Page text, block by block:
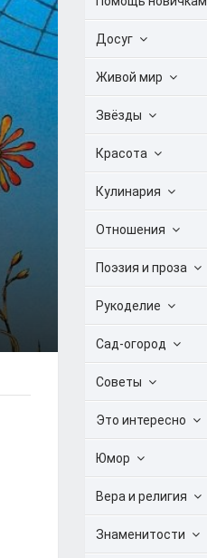
Досуг
Живой мир
Звёзды
Красота
Кулинария
Отношения
Поэзия и проза
Рукоделие
Сад-огород
Советы
Это интересно
Юмор
Вера и религия
Знаменитости